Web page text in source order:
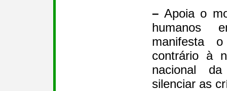
– Apoia o
humanos
manifesta
contrário à
nacional
silenciar as